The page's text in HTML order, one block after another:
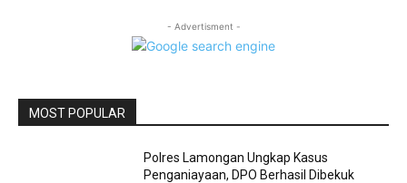
- Advertisment -
MOST POPULAR
Polres Lamongan Ungkap Kasus
Penganiayaan, DPO Berhasil Dibekuk